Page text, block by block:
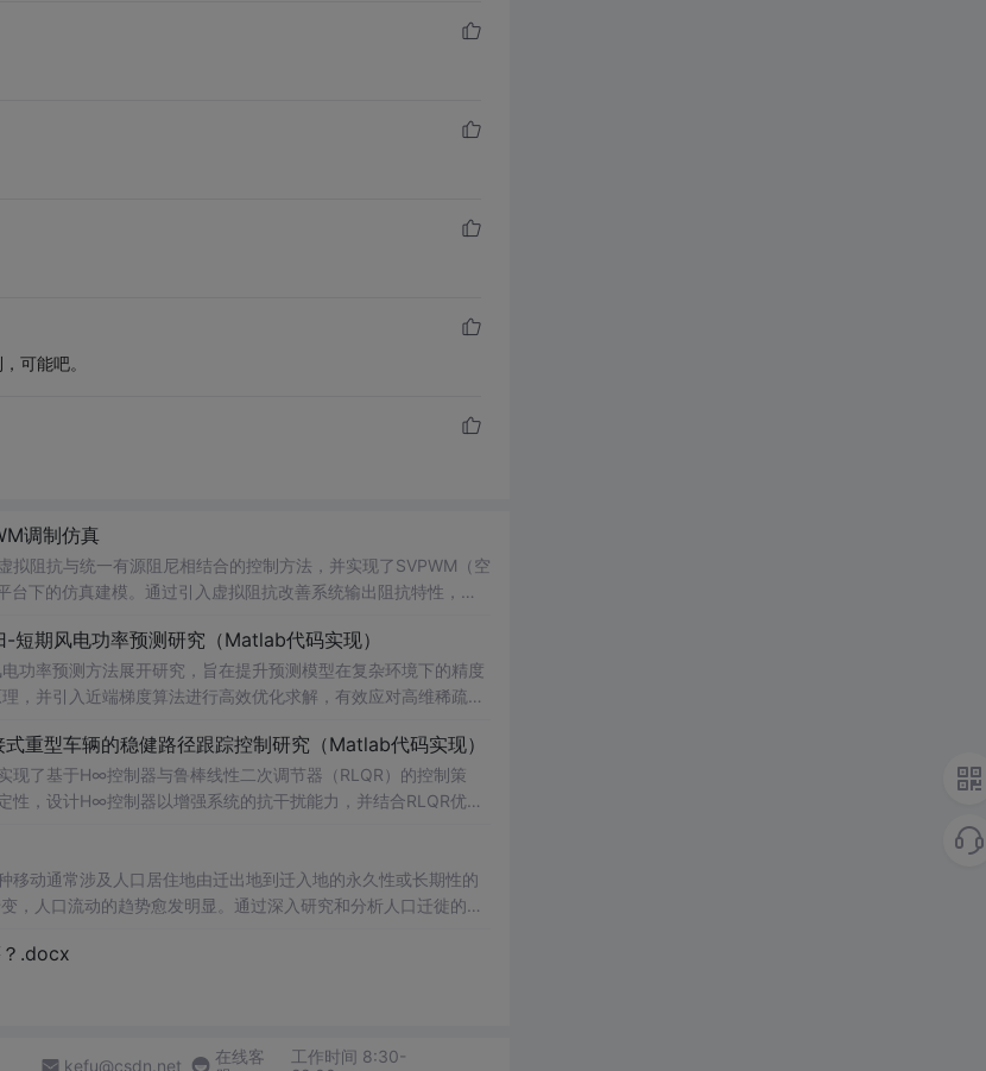
可能吧。
调制仿真
阻抗与统一有源阻尼相结合的控制方法，并实现了SVPWM（空
下的仿真建模。通过引入虚拟阻抗改善系统输出阻抗特性，结
拓展涉及正负序分离、中点电位平衡、DPWMA调制等关键技
Simulink仿真环境的专业人士；; 使用场景及目标：
建议：建议读者结合提供的Simulin
尼的协同作用机制，深入理解不同调制策略对系统性能的影响，
，全面提升对复杂电网环境下并网系统稳定运行机制的认知水
短期风电功率预测研究（Matlab代码实现）
功率预测方法展开研究，旨在提升预测模型在复杂环境下的精度
，并引入近端梯度算法进行高效优化求解，有效应对高维稀疏数
整合了电力系统、机器学习、路径规划等多个领域的相关科研
的数学基础（如凸优化、统
优化算法或机器学习等领域的科研人员、工程技术人员及研究
复现、可扩展的Matlab代码实例，便于算法改进与对比实验；
工具。; 阅读建议：此资源以算法实现为
逐行分析近端梯度算法的迭代流程与收敛特性，重点关注正则化
重型车辆的稳健路径跟踪控制研究（Matlab代码实现）
现了基于H∞控制器与鲁棒线性二次调节器（RLQR）的控制策
，设计H∞控制器以增强系统的抗干扰能力，并结合RLQR优化
、大
和外界扰动条件下的鲁棒控制问题提供算法参考与实现范例；
与RLQR控制器的设计流程与参数整定方法，同时可通过修改模
移动通常涉及人口居住地由迁出地到迁入地的永久性或长期性的
，人口流动的趋势愈发明显。通过深入研究和分析人口迁徙的年
.docx
kefu@csdn.net
在线客
工作时间 8:30-